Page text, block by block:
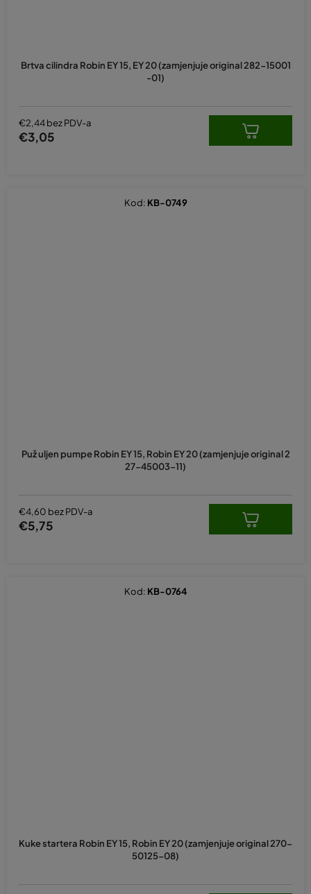
Brtva cilindra Robin EY 15, EY 20 (zamjenjuje original 282-15001
-01)
€2,44 bez PDV-a
€3,05
Puž uljen pumpe Robin EY 15, Robin EY 20 (zamjenjuje original 2
27-45003-11)
€4,60 bez PDV-a
€5,75
Kod: KB-0749
Kuke startera Robin EY 15, Robin EY 20 (zamjenjuje original 270-
50125-08)
Kod: KB-0764